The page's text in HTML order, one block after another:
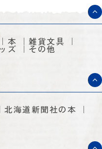
本 雑貨文具
ズ その他
北海道新聞社の本